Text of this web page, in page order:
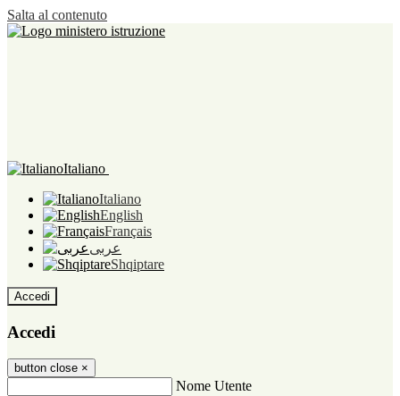
Salta al contenuto
Italiano
Italiano
English
Français
عربى
Shqiptare
Accedi
Accedi
button close ×
Nome Utente